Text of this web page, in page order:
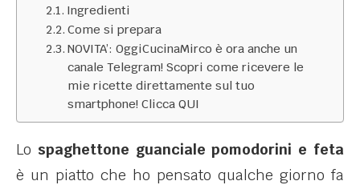
Ingredienti
Come si prepara
NOVITA’: OggiCucinaMirco è ora anche un
canale Telegram! Scopri come ricevere le
mie ricette direttamente sul tuo
smartphone! Clicca QUI
Lo spaghettone guanciale pomodorini e feta
è un piatto che ho pensato qualche giorno fa